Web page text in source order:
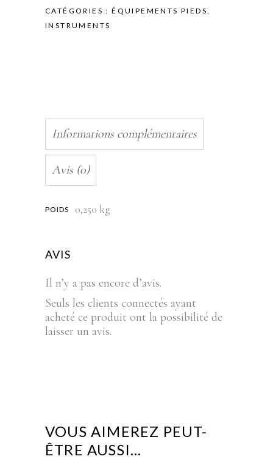
KIEHL
-
CATÉGORIES :ÉQUIPEMENTS PIEDS,
INSTRUMENTS
Informations complémentaires
Avis (0)
POIDS 0,250 kg
AVIS
Il n’y a pas encore d’avis.
Seuls les clients connectés ayant
acheté ce produit ont la possibilité de
laisser un avis.
VOUS AIMEREZ PEUT-
ÊTRE AUSSI…